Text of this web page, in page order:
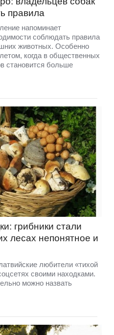
правила
напоминает
соблюдать правила
животных. Особенно
когда в общественных
становится больше
грибники стали
лесах непонятное и
любители «тихой
своими находками.
можно назвать